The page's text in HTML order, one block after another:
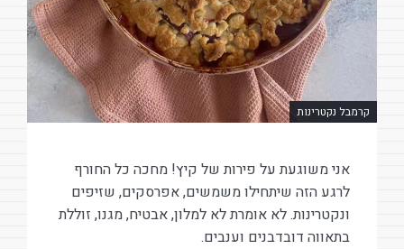
קרמבל נקטרינות
אני משוגעת על פירות של קיץ! מחכה כל החורף
לרגע הזה שיתחילו משמשים, אפרסקים, שזיפים
ונקטרינות. לא אומרת לא למלון, אבטיח, מגנו, זוללת
בתאווה דובדבנים וענבים.